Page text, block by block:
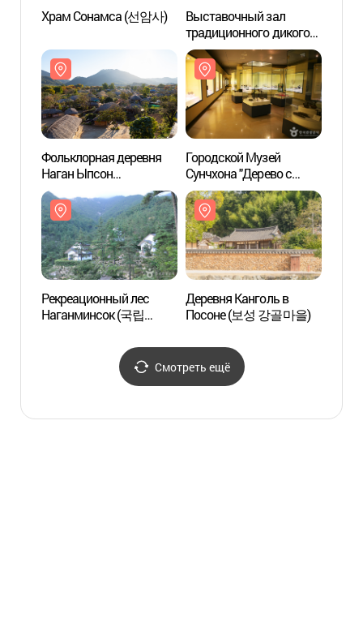
Храм Сонамса (선암사)
Выставочный зал
традиционного дикого
чая в Сунчхоне
(순천전통야생차체험관)
Фольклорная деревня
Наган Ыпсон
(낙안읍성민속마을)
Городской Музей
Сунчхона "Дерево с
глубокими корнями"
(순천시립 뿌리깊은나무
박물관)
Рекреационный лес
Наганминсок (국립
Деревня Канголь в
Посоне (보성 강골마을)
Смотреть ещё